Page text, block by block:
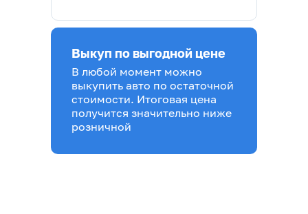
В любой момент можно
выкупить авто по остаточной
стоимости. Итоговая цена
получится значительно ниже
розничной
Выкуп по выгодной цене